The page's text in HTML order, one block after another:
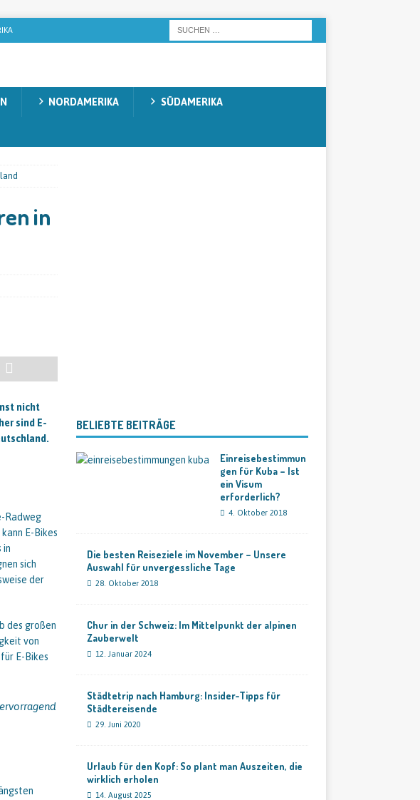
NORDAMERIKA SÜDAMERIKA
in
nicht
sind E-
Radweg
E-Bikes
in
sich
der
des großen
von
E-Bikes
BELIEBTE BEITRÄGE
Einreisebestimmun
gen für Kuba – Ist
ein Visum
erforderlich?
4. Oktober 2018
Die besten Reiseziele im November – Unsere
Auswahl für unvergessliche Tage
28. Oktober 2018
Chur in der Schweiz: Im Mittelpunkt der alpinen
Zauberwelt
12. Januar 2024
Städtetrip nach Hamburg: Insider-Tipps für
Städtereisende
29. Juni 2020
Urlaub für den Kopf: So plant man Auszeiten, die
wirklich erholen
14. August 2025